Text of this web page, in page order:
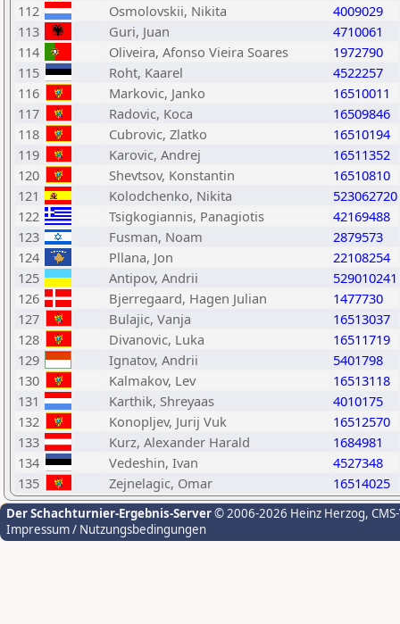
112
Osmolovskii, Nikita
4009029
113
Guri, Juan
4710061
114
Oliveira, Afonso Vieira Soares
1972790
115
Roht, Kaarel
4522257
116
Markovic, Janko
16510011
117
Radovic, Koca
16509846
118
Cubrovic, Zlatko
16510194
119
Karovic, Andrej
16511352
120
Shevtsov, Konstantin
16510810
121
Kolodchenko, Nikita
523062720
122
Tsigkogiannis, Panagiotis
42169488
123
Fusman, Noam
2879573
124
Pllana, Jon
22108254
125
Antipov, Andrii
529010241
126
Bjerregaard, Hagen Julian
1477730
127
Bulajic, Vanja
16513037
128
Divanovic, Luka
16511719
129
Ignatov, Andrii
5401798
130
Kalmakov, Lev
16513118
131
Karthik, Shreyaas
4010175
132
Konopljev, Jurij Vuk
16512570
133
Kurz, Alexander Harald
1684981
134
Vedeshin, Ivan
4527348
135
Zejnelagic, Omar 16514025
Der Schachturnier-Ergebnis-Server© 2006-2026 Heinz Herzog,
Impressum / Nutzungsbedingungen